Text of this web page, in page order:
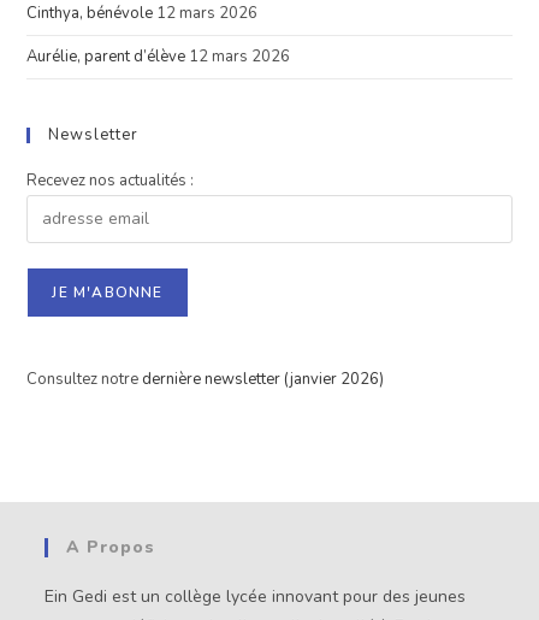
Cinthya, bénévole 12 mars 2026
Aurélie, parent d’élève 12 mars 2026
Newsletter
Recevez nos actualités :
Consultez notre dernière newsletter (janvier 2026)
A Propos
Ein Gedi est un collège lycée innovant pour des jeunes